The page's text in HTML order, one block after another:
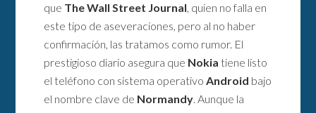
que The Wall Street Journal, quien no falla en
este tipo de aseveraciones, pero al no haber
confirmación, las tratamos como rumor. El
prestigioso diario asegura que Nokia tiene listo
el teléfono con sistema operativoAndroid bajo
el nombre clave de Normandy. Aunque la